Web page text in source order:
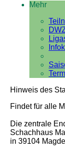
Mehr
Hinweis des
Findet für alle
Die zentrale
Schachhaus
in 39104